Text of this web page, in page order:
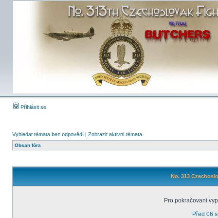
Přihlásit se
Vyhledat témata bez odpovědí | Zobrazit aktivní témata
Obsah fóra
No. 313
Pro pokračovaní
Před 06